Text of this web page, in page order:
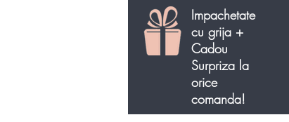
Impachetate
cu grija +
Cadou
Surpriza la
orice
comanda!